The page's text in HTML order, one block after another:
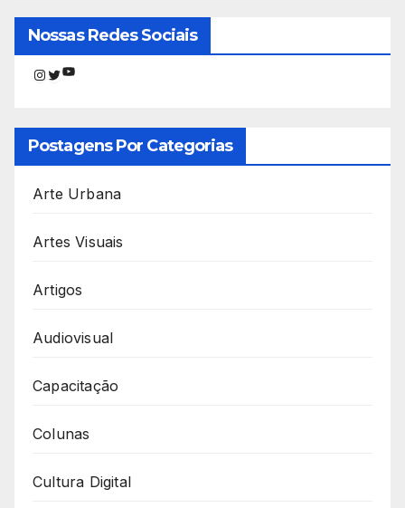
Nossas Redes Sociais
Instagram
Twitter
Youtube
Postagens Por Categorias
Arte Urbana
Artes Visuais
Artigos
Audiovisual
Capacitação
Colunas
Cultura Digital